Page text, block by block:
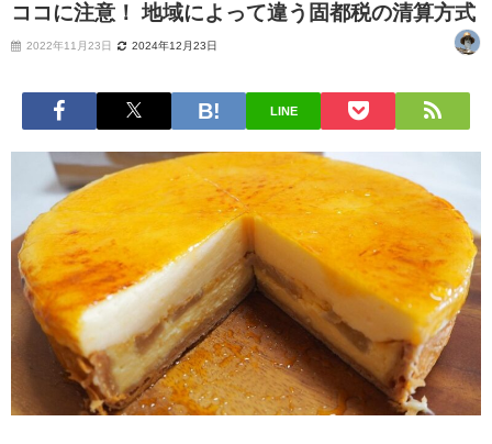
ココに注意！ 地域によって違う固都税の清算方式
2022年11月23日 2024年12月23日
LINE